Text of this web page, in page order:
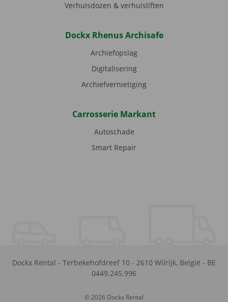
Verhuisdozen & verhuisliften
Dockx Rhenus Archisafe
Archiefopslag
Digitalisering
Archiefvernietiging
Carrosserie Markant
Autoschade
Smart Repair
Dockx Rental - Terbekehofdreef 10 - 2610 Wilrijk, België - BE
0449.245.996
© 2026 Dockx Rental